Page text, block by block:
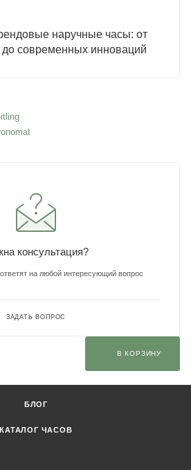
наручные часы: от
современных инноваций
консультация?
на любой интересующий вопрос
ЗАДАТЬ ВОПРОС
В КОРЗИНУ
БЛОГ
КАТАЛОГ ЧАСОВ